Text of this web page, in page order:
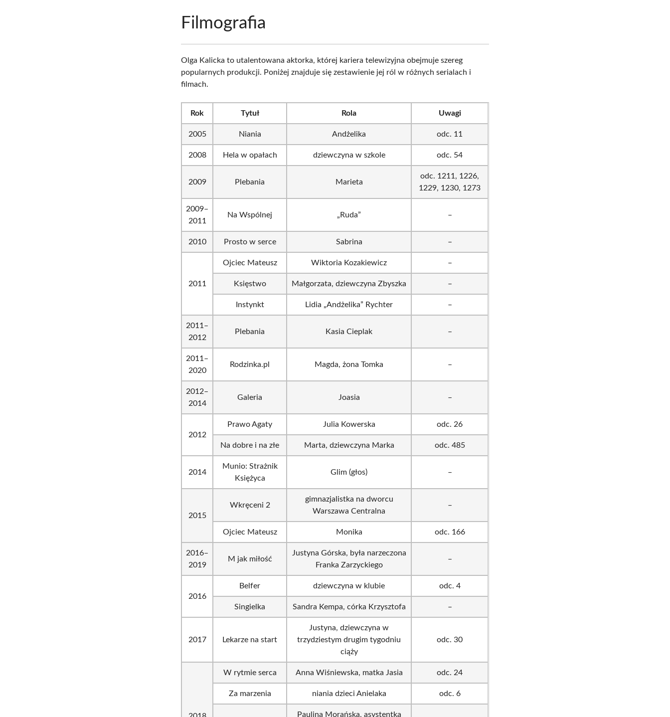
Filmografia
Olga Kalicka to utalentowana aktorka, której kariera telewizyjna obejmuje szereg
popularnych produkcji. Poniżej znajduje się zestawienie jej ról w różnych serialach i
filmach.
Rok Tytuł Rola Uwagi
2005 Niania Andżelika odc. 11
2008 Hela w opałach dziewczyna w szkole odc. 54
2009 Plebania Marieta
odc. 1211, 1226,
1229, 1230, 1273
2009–
2011
Na Wspólnej „Ruda” –
2010 Prosto w serce Sabrina –
2011
Ojciec Mateusz Wiktoria Kozakiewicz –
Księstwo Małgorzata, dziewczyna Zbyszka –
Instynkt Lidia „Andżelika” Rychter –
2011–
2012
Plebania Kasia Cieplak –
2011–
2020
Rodzinka.pl Magda, żona Tomka –
2012–
2014
Galeria Joasia –
2012
Prawo Agaty Julia Kowerska odc. 26
Na dobre i na złe Marta, dziewczyna Marka odc. 485
2014
Munio: Strażnik
Księżyca
Glim (głos) –
2015
Wkręceni 2
gimnazjalistka na dworcu
Warszawa Centralna
–
Ojciec Mateusz Monika odc. 166
2016–
2019
M jak miłość
Justyna Górska, była narzeczona
Franka Zarzyckiego
–
2016
Belfer dziewczyna w klubie odc. 4
Singielka Sandra Kempa, córka Krzysztofa –
2017 Lekarze na start
Justyna, dziewczyna w
trzydziestym drugim tygodniu
ciąży
odc. 30
W rytmie serca Anna Wiśniewska, matka Jasia odc. 24
Za marzenia niania dzieci Anielaka odc. 6
Paulina Morańska, asystentka